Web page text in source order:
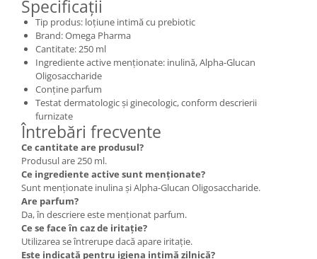
Specificații
Tip produs: loțiune intimă cu prebiotic
Brand: Omega Pharma
Cantitate: 250 ml
Ingrediente active menționate: inulină, Alpha-Glucan
Oligosaccharide
Conține parfum
Testat dermatologic și ginecologic, conform descrierii
furnizate
Întrebări frecvente
Ce cantitate are produsul?
Produsul are 250 ml.
Ce ingrediente active sunt menționate?
Sunt menționate inulina și Alpha-Glucan Oligosaccharide.
Are parfum?
Da, în descriere este menționat parfum.
Ce se face în caz de iritație?
Utilizarea se întrerupe dacă apare iritație.
Este indicată pentru igiena intimă zilnică?